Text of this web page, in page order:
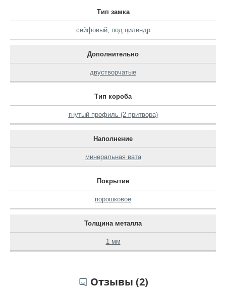
Тип замка
сейфовый, под цилиндр
Дополнительно
двустворчатые
Тип короба
гнутый профиль (2 притвора)
Наполнение
минеральная вата
Покрытие
порошковое
Толщина металла
1 мм
Отзывы (2)